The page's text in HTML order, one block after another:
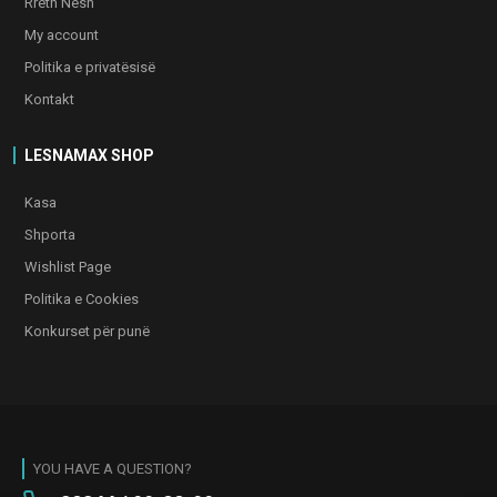
My account
Politika e privatësisë
Kontakt
LESNAMAX SHOP
Kasa
Shporta
Wishlist Page
Politika e Cookies
Konkurset për punë
YOU HAVE A QUESTION?